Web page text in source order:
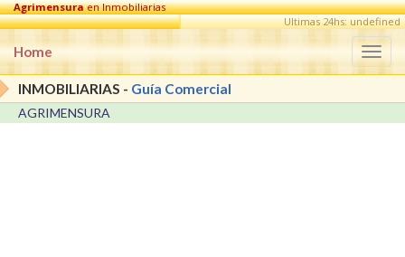
Agrimensuraen Inmobiliarias
Ultimas 24hs: undefined
Home
INMOBILIARIAS - Guía Comercial
AGRIMENSURA